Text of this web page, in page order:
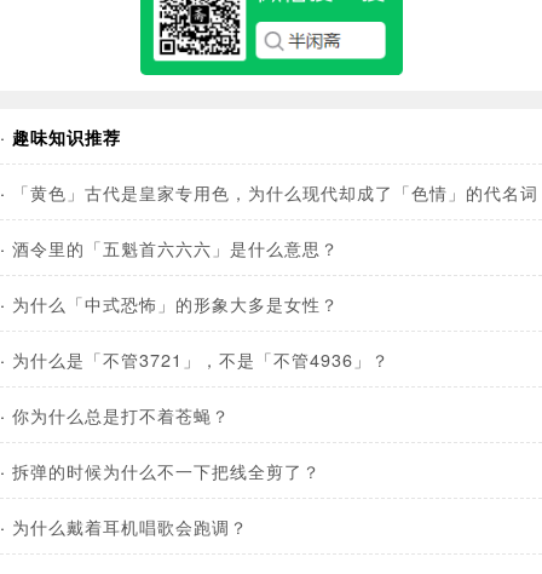
· 趣味知识推荐
· 「黄色」古代是皇家专用色，为什么现代却成了「色情」的代名
· 酒令里的「五魁首六六六」是什么意思？
· 为什么「中式恐怖」的形象大多是女性？
· 为什么是「不管3721」，不是「不管4936」？
· 你为什么总是打不着苍蝇？
· 拆弹的时候为什么不一下把线全剪了？
· 为什么戴着耳机唱歌会跑调？